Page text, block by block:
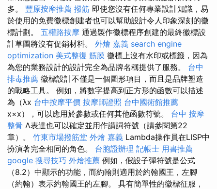
多。 豐原按摩推薦 撥筋 即使您沒有任何專業設計知識，易
於使用的免費徽標創建者也可以幫助設計令人印象深刻的徽
標計劃。 五權路按摩 通過製作徽標程序創建的最終徽標設
計草圖將沒有促銷材料。 外燴 嘉義 search engine
optimization 美式整復 筋膜 徽標上沒有水印或標籤，因為
為您的業務設計的設計完全為品牌名稱提供了服務。 台中
排毒推薦 徽標設計不僅是一個圖形項目，而且是品牌塑造
的戰略工具。 例如，將數字提高到正方形的函數可以描述
為（λx 台中按摩平價 按摩師證照 台中國術館推薦
x×x），可以應用於參數或任何其他函數符號。 台中 按摩
整骨 Λ表達也可以確定並用作謂詞符號（請參閱第22
章）。 竹東市場撥筋堂 外燴 嘉義 Lambda操作員在LISP中
扮演著完全相同的角色。 台胞證辦理 記帳士 用書推薦
google 搜尋技巧 外燴推薦 例如，假設子彈符號是公式
（8.2）中顯示的功能，而約翰則適用於約翰國王，左腳
（約翰）表示約翰國王的左腳。 具有簡單性的徽標征服，